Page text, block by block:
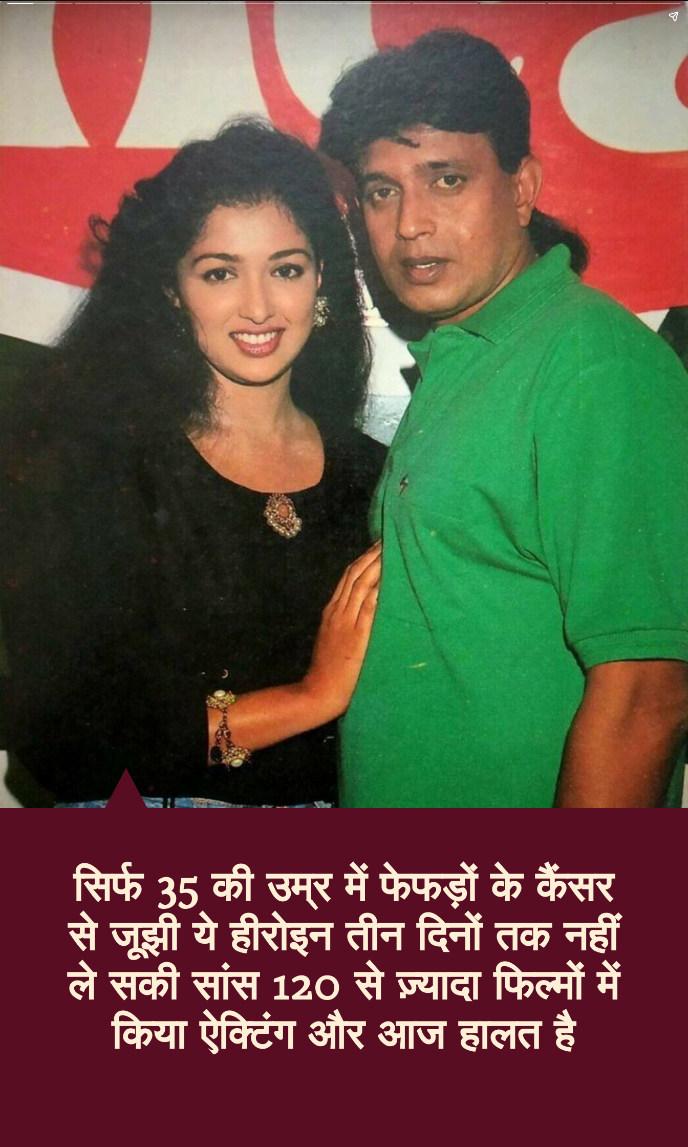
सिर्फ 35 की उम्र में फेफड़ों के कैंसर
से जूझी ये हीरोइन तीन दिनों तक नहीं
ले सकी सांस 120 से ज़्यादा फिल्मों में
किया ऐक्टिंग और आज हालत है